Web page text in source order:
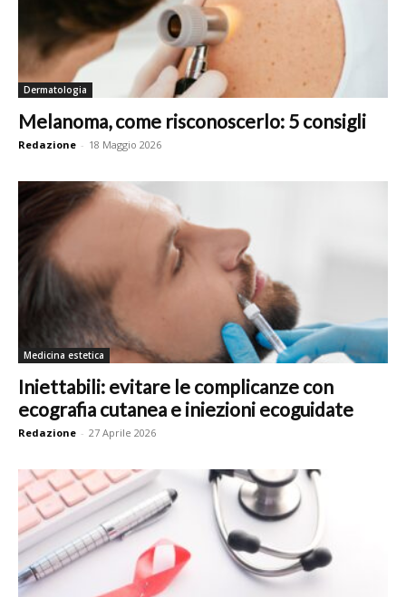
Dermatologia
Melanoma, come risconoscerlo: 5 consigli
Redazione - 18 Maggio 2026
Medicina estetica
Iniettabili: evitare le complicanze con
ecografia cutanea e iniezioni ecoguidate
Redazione - 27 Aprile 2026